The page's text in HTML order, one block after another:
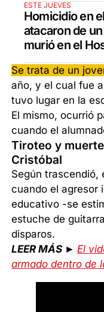
ESTE JUEVES
Homicidio en
atacaron de
murió en el
Se trata de un
año, y el cual fue
tuvo lugar en la
El mismo, ocurrió
cuando el
Tiroteo y
Cristóbal
Según trascendió,
cuando el agresor
educativo -se
estuche de
disparos.
LEER MÁS ►El
armado dentro de